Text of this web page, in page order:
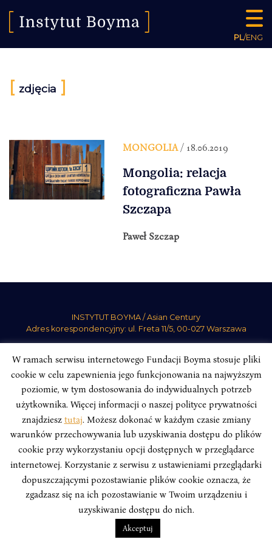
PL/ENG
[ zdjęcia ]
MONGOLIA/ 18.06.2019
Mongolia: relacja
fotograficzna Pawła
Szczapa
Paweł Szczap
INSTYTUT BOYMA / Asian Century
Adres korespondencyjny: ul. Freta 11/5, 00-027 Warszawa
INSTYTUT BOYMA. WSZELKIE PRAWA ZASTRZEŻONE.Polityka
Prywatności Serwisu Polityka Prywatności Fundacji
W ramach serwisu internetowego Fundacji Boyma stosuje pliki
cookie w celu zapewnienia jego funkcjonowania na najwyższym
poziomie, w tym dostosowania do indywidualnych potrzeb
użytkownika. Więcej informacji o naszej polityce prywatności
znajdziesz tutaj. Możesz dokonać w każdym czasie zmiany
warunków przechowywania lub uzyskiwania dostępu do plików
cookie przy wykorzystaniu opcji dostępnych w przeglądarce
internetowej. Korzystanie z serwisu z ustawieniami przeglądarki
dopuszczającymi pozostawianie plików cookie oznacza, że
zgadzasz się na ich pozostawianie w Twoim urządzeniu i
uzyskiwanie dostępu do nich.
Akceptuj